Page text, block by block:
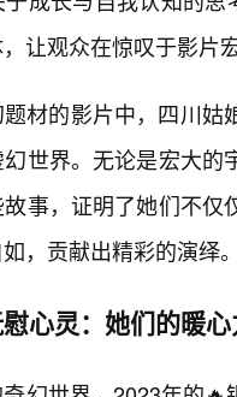
让观众在惊叹于影片
材的影片中，四川姑
世界。无论是宏大
事，证明了她们不
，贡献出精彩的演绎
心灵：她们的暖